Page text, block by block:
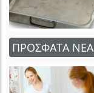
ΠΡΟΣΦΑΤΑ ΝΕΑ